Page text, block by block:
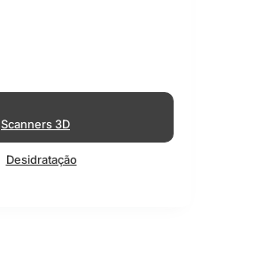
Desidratação
Scanners 3D